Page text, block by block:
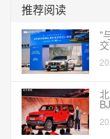
推荐阅读
"